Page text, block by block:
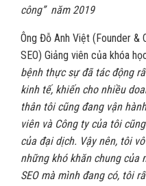
công” năm 2019
Ông Đỗ Anh Việt (Founder &
SEO) Giảng viên của khóa
bệnh thực sự đã tác động
kinh tế, khiến cho nhiều
thân tôi cũng đang vận
viên và Công ty của tôi
của đại dịch. Vậy nên, tôi
những khó khăn chung
SEO mà mình đang có, tôi